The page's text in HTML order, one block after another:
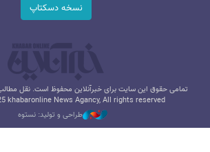
نسخه دسکتاپ
تمامی حقوق این سایت برای خبرآنلاین محفوظ است. نقل مطالب
khabaronline News Agancy, All rights reserved
طراحی و تولید: نستوه